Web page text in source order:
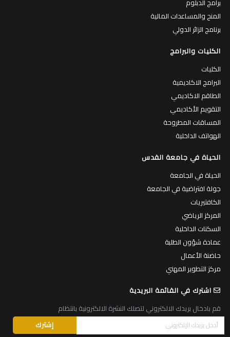
برامج الدبلوم
المنح والمساعدات المالية
برنامج الزائر الدولي
الكليات والبرامج
الكليات
البرامج الاكاديمية
الطاقم الاكاديمي
التقويم الأكاديمي
المساقات المطروحة
الهواتف الداخلية
الحياة في جامعة القدس
الحياة في الجامعة
جولة افتراضية في الجامعة
الكافتيريات
المركز الرياضي
السكنات الداخلية
عمادة شؤون الطلبة
حاضنة الأعمال
مركز التطوير المهني
اشترك في القائمة البريدية
قم بادخال بريدك الالكتروني لتصلك النشرة الالكترونية بانتظام